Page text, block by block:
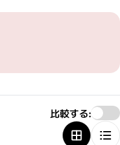
比較する: